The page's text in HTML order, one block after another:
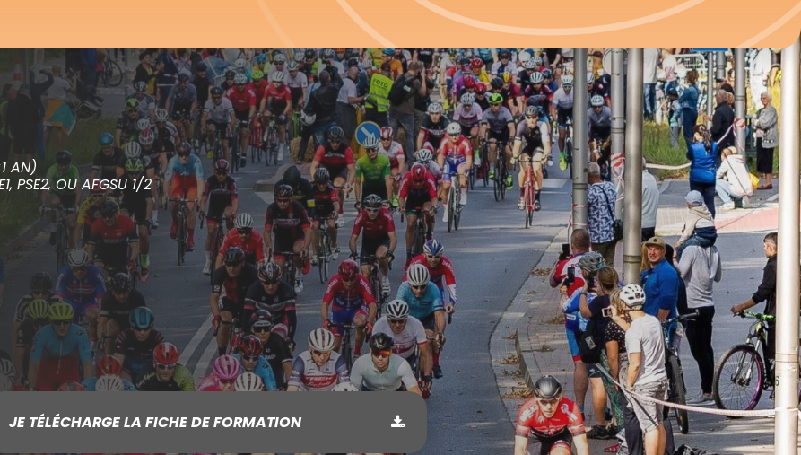
AN)
PSE2, OU AFGSU 1/2
JE TÉLÉCHARGE LA FICHE DE FORMATION